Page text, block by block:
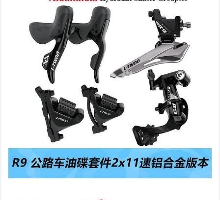
汽機車精品百貨
居家、家具與園藝
玩具、模型與公仔
男性精品與服飾
偶像、球員卡與郵幣
女裝與服飾配件
手錶與飾品配件
女包精品與女鞋
家電與影音視聽